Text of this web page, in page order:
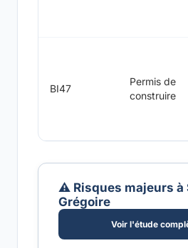
BI47
Permis de
construire
⚠️ Risques majeurs à
Grégoire
Voir l'étude